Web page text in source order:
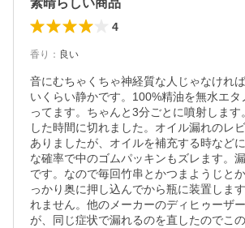
素晴らしい商品
4
香り ： 良い
音にむちゃくちゃ神経質な人じゃなけれ
いくらい静かです。100%精油を無水エタ
ってます。ちゃんと3分ごとに噴射します
した時間に切れました。オイル漏れのレ
ありましたが、オイルを補充する時など
な確率で中のゴムパッキンもズレます。
です。なので毎回竹串とかつまようじと
っかり奥に押し込んでから瓶に装置しま
れません。他のメーカーのディヒゥーザ
が、同じ症状で漏れるのを直したのでこ